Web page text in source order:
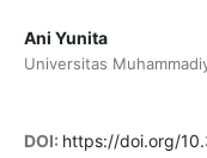
Ani Yunita
Universitas
DOI: https://doi.org/